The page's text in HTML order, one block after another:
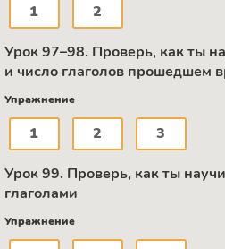
1 2
Урок 97–98. Проверь, как ты
и число глаголов прошедшем
Упражнение
1 2 3
Урок 99. Проверь, как ты
глаголами
Упражнение